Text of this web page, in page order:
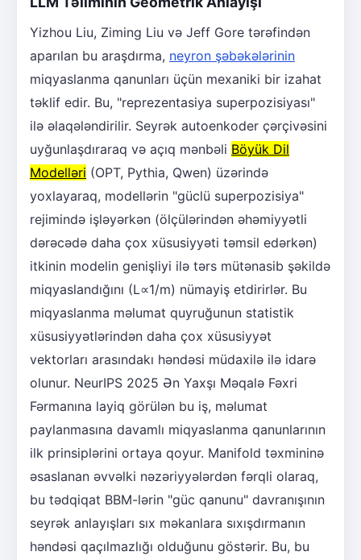
Yizhou Liu, Ziming Liu və Jeff Gore tərəfindən
aparılan bu araşdırma, neyron şəbəkələrinin
miqyaslanma qanunları üçün mexaniki bir izahat
təklif edir. Bu, "reprezentasiya superpozisiyası"
ilə əlaqələndirilir. Seyrək autoenkoder çərçivəsini
uyğunlaşdıraraq və açıq mənbəli Böyük Dil
Modelləri (OPT, Pythia, Qwen) üzərində
yoxlayaraq, modellərin "güclü superpozisiya"
rejimində işləyərkən (ölçülərindən əhəmiyyətli
dərəcədə daha çox xüsusiyyəti təmsil edərkən)
itkinin modelin genişliyi ilə tərs mütənasib şəkildə
miqyaslandığını (L∝1/m) nümayiş etdirirlər. Bu
miqyaslanma məlumat quyruğunun statistik
xüsusiyyətlərindən daha çox xüsusiyyət
vektorları arasındakı həndəsi müdaxilə ilə idarə
olunur. NeurIPS 2025 Ən Yaxşı Məqalə Fəxri
Fərmanına layiq görülən bu iş, məlumat
paylanmasına davamlı miqyaslanma qanunlarının
ilk prinsiplərini ortaya qoyur. Manifold təxmininə
əsaslanan əvvəlki nəzəriyyələrdən fərqli olaraq,
bu tədqiqat BBM-lərin "güc qanunu" davranışının
seyrək anlayışları sıx məkanlara sıxışdırmanın
həndəsi qaçılmazlığı olduğunu göstərir. Bu, bu